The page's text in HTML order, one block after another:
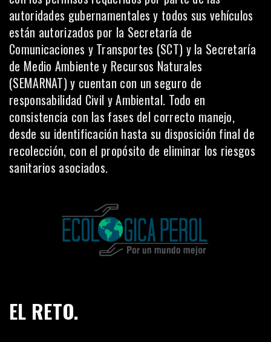
autoridades gubernamentales y todos sus vehículos
están autorizados por la Secretaría de
Comunicaciones y Transportes (SCT) y la Secretaría
de Medio Ambiente y Recursos Naturales
(SEMARNAT) y cuentan con un seguro de
responsabilidad Civil y Ambiental. Todo en
consistencia con las fases del correcto manejo,
desde su identificación hasta su disposición final de
recolección, con el propósito de eliminar los riesgos
sanitarios asociados.
EL RETO.